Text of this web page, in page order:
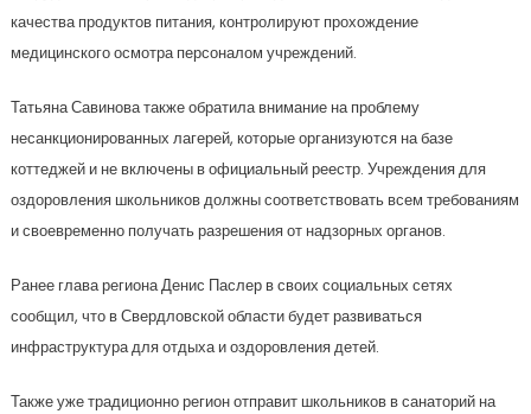
качества продуктов питания, контролируют прохождение
медицинского осмотра персоналом учреждений.
Татьяна Савинова также обратила внимание на проблему
несанкционированных лагерей, которые организуются на базе
коттеджей и не включены в официальный реестр. Учреждения для
оздоровления школьников должны соответствовать всем требованиям
и своевременно получать разрешения от надзорных органов.
Ранее глава региона Денис Паслер в своих социальных сетях
сообщил, что в Свердловской области будет развиваться
инфраструктура для отдыха и оздоровления детей.
Также уже традиционно регион отправит школьников в санаторий на